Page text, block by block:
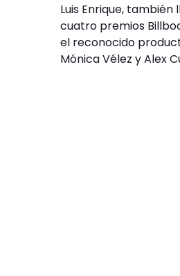
Luis Enrique,
cuatro premios
el reconocido
Mónica Vélez y Alex